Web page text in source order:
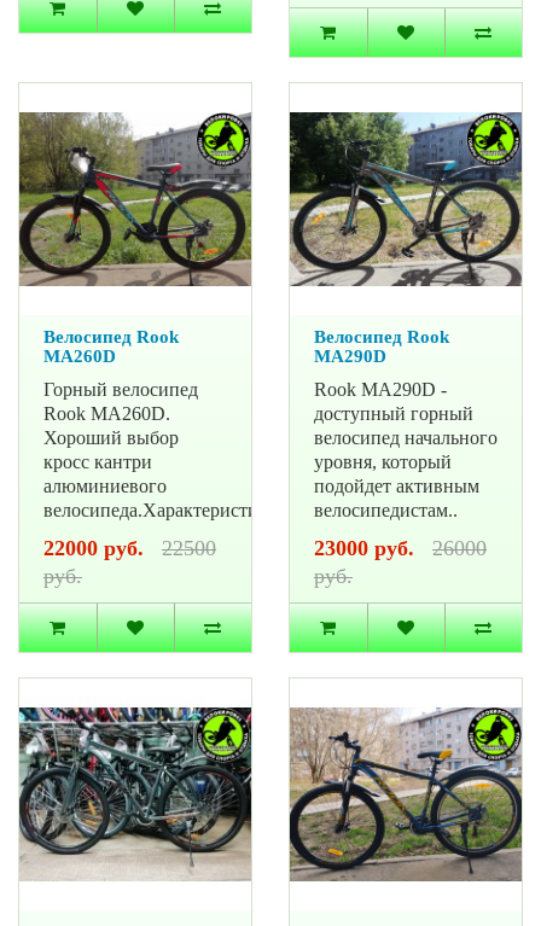
Велосипед Rook
MA260D
Горный велосипед
Rook MA260D.
Хороший выбор
кросс кантри
алюминиевого
велосипеда.Характеристики:Рама..
22000 руб.
22500
руб.
Велосипед Rook
MA290D
Rook MA290D -
доступный горный
велосипед начального
уровня, который
подойдет активным
велосипедистам..
23000 руб.
26000
руб.